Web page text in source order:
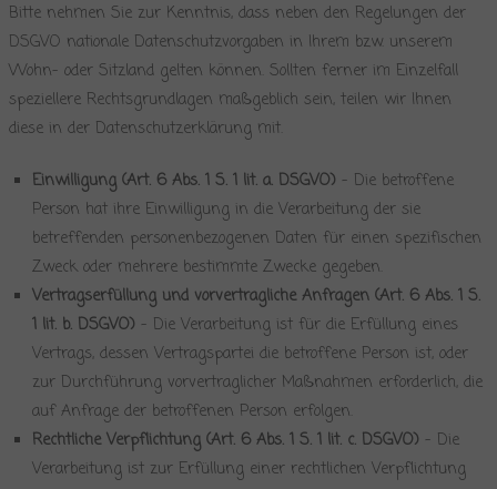
Bitte nehmen Sie zur Kenntnis, dass neben den Regelungen der
DSGVO nationale Datenschutzvorgaben in Ihrem bzw. unserem
Wohn- oder Sitzland gelten können. Sollten ferner im Einzelfall
speziellere Rechtsgrundlagen maßgeblich sein, teilen wir Ihnen
diese in der Datenschutzerklärung mit.
Einwilligung (Art. 6 Abs. 1 S. 1 lit. a. DSGVO) – Die betroffene
Person hat ihre Einwilligung in die Verarbeitung der sie
betreffenden personenbezogenen Daten für einen spezifischen
Zweck oder mehrere bestimmte Zwecke gegeben.
Vertragserfüllung und vorvertragliche Anfragen (Art. 6 Abs. 1 S.
1 lit. b. DSGVO) – Die Verarbeitung ist für die Erfüllung eines
Vertrags, dessen Vertragspartei die betroffene Person ist, oder
zur Durchführung vorvertraglicher Maßnahmen erforderlich, die
auf Anfrage der betroffenen Person erfolgen.
Rechtliche Verpflichtung (Art. 6 Abs. 1 S. 1 lit. c. DSGVO) – Die
Verarbeitung ist zur Erfüllung einer rechtlichen Verpflichtung